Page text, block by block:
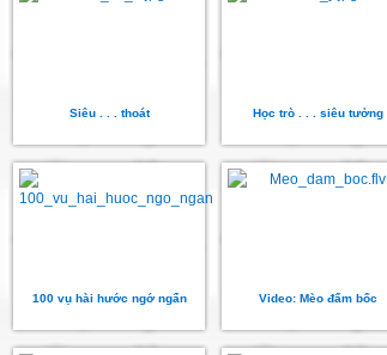
Siêu . . . thoát Học trò . . . siêu tưởng
100 vụ hài hước ngớ ngẩn Video: Mèo đấm bốc